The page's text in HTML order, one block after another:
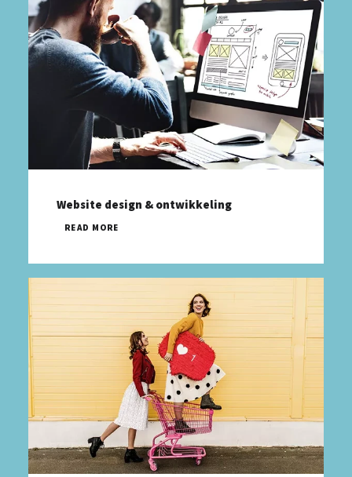
Website design & ontwikkeling
READ MORE